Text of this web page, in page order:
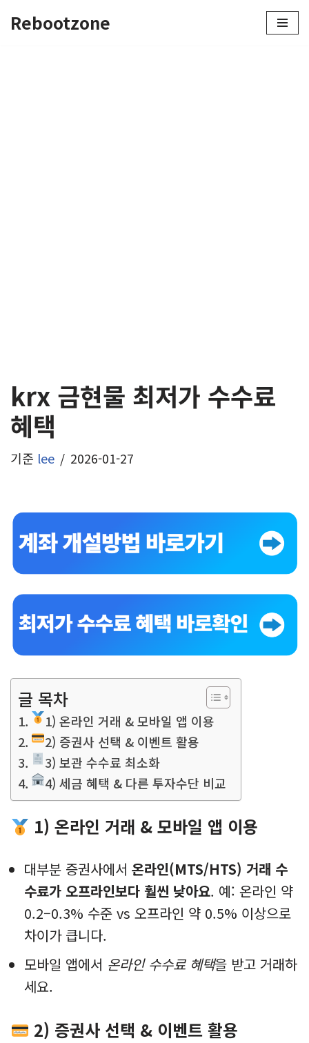
Rebootzone
krx 금현물 최저가 수수료
혜택
기준 lee 2026-01-27
글 목차
1) 온라인 거래 & 모바일 앱 이용
2) 증권사 선택 & 이벤트 활용
3) 보관 수수료 최소화
4) 세금 혜택 & 다른 투자수단 비교
1) 온라인 거래 & 모바일 앱 이용
대부분 증권사에서 온라인(MTS/HTS) 거래 수
수료가 오프라인보다 훨씬 낮아요. 예: 온라인 약
0.2–0.3% 수준 vs 오프라인 약 0.5% 이상으로
차이가 큽니다.
모바일 앱에서 온라인 수수료 혜택을 받고 거래하
세요.
2) 증권사 선택 & 이벤트 활용